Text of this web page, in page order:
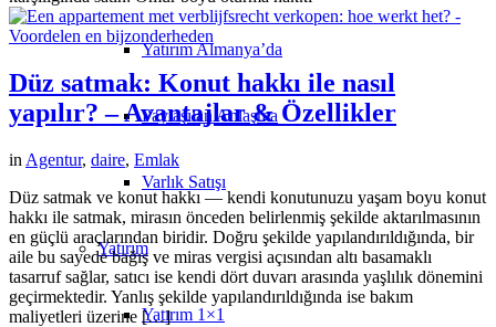
Yatırım Almanya’da
Paylaşılan Anlaşma
Varlık Satışı
Yatırım
Yatırım 1×1
Düz satmak: Konut hakkı ile nasıl
yapılır? – Avantajlar & Özellikler
in Agentur, daire, Emlak
Düz satmak ve konut hakkı — kendi konutunuzu yaşam boyu konut
hakkı ile satmak, mirasın önceden belirlenmiş şekilde aktarılmasının
en güçlü araçlarından biridir. Doğru şekilde yapılandırıldığında, bir
aile bu sayede bağış ve miras vergisi açısından altı basamaklı
tasarruf sağlar, satıcı ise kendi dört duvarı arasında yaşlılık dönemini
geçirmektedir. Yanlış şekilde yapılandırıldığında ise bakım
maliyetleri üzerine […]